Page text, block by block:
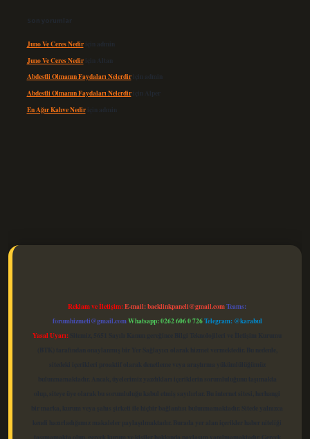
Son yorumlar
Juno Ve Ceres Nediriçin admin
Juno Ve Ceres Nediriçin Altan
Abdestli Olmanın Faydaları Nelerdiriçin admin
Abdestli Olmanın Faydaları Nelerdiriçin Alper
En Ağır Kahve Nediriçin admin
Reklam ve İletişim:E-mail:backlinkpaneli@gmail.comTeams:
forumhizmeti@gmail.comWhatsapp: 0262 606 0 726Telegram: @karabul
Yasal Uyarı: